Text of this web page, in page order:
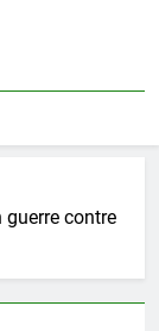
guerre contre